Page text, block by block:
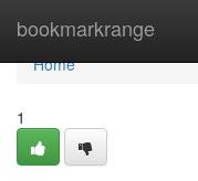
bookmarkrange
Home
Home
1